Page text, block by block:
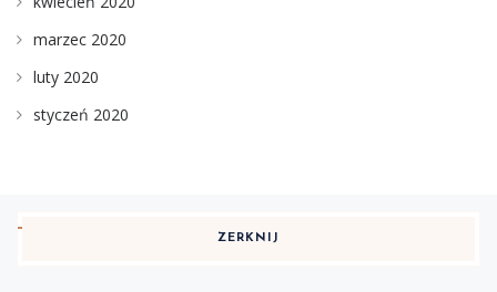
marzec 2020
luty 2020
styczeń 2020
ZERKNIJ